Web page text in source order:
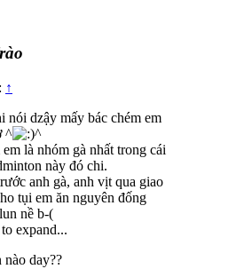
↑
nói dzậy mấy bác chém em
^
^
là nhóm gà nhất trong cái
này đó chi.
anh gà, anh vịt qua giao
tụi em ăn nguyên đống
nề b-(
expand...
nào day??